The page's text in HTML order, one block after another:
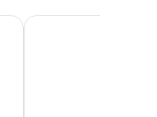
Hotel Midcity